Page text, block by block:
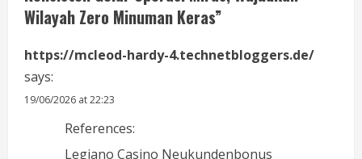
R
e
a
Wilayah Zero Minuman Keras”
https://mcleod-hardy-4.technetbloggers.de/
says:
19/06/2026 at 22:23
References:
Legiano Casino Neukundenbonus